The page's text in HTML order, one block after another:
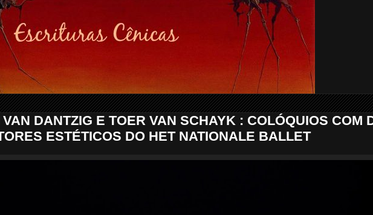
VAN DANTZIG E TOER VAN SCHAYK : COLÓQUIOS COM
ESTÉTICOS DO HET NATIONALE BALLET